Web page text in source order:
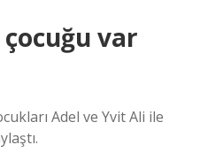
çocuğu var
Adel ve Yvit Ali ile